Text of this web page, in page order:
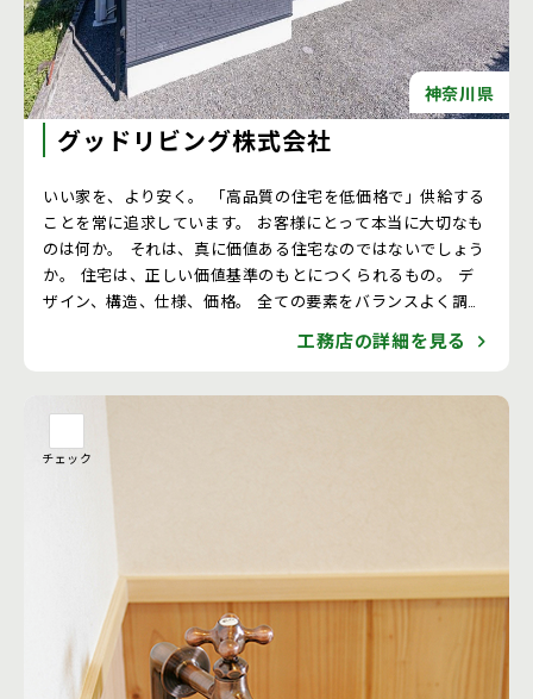
神奈川県
グッドリビング株式会社
いい家を、より安く。 「高品質の住宅を低価格で」供給する
ことを常に追求しています。 お客様にとって本当に大切なも
のは何か。 それは、真に価値ある住宅なのではないでしょう
か。 住宅は、正しい価値基準のもとにつくられるもの。 デ
ザイン、構造、仕様、価格。 全ての要素をバランスよく調和
させ、暮らす家族の笑顔があふれ出る。 永く、永く。それが
工務店の詳細を見る
チェック